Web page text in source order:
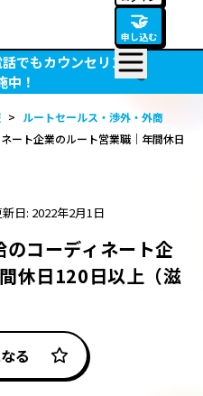
🤝
申し込む
でもカウンセリン
中！
> ルートセールス・渉外・外商
ート企業のルート営業職｜年間休日
日: 2022年2月1日
のコーディネート企
休日120日以上（滋
る